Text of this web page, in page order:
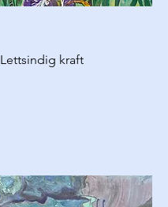
Lettsindig kraft